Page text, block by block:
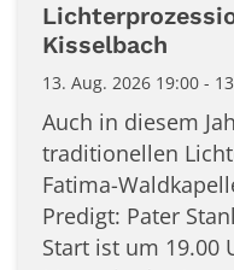
Kisselbach
13. Aug. 2026 19:00 -
Auch in diesem
traditionellen
Fatima-
Predigt: Pater
Start ist um 19.00